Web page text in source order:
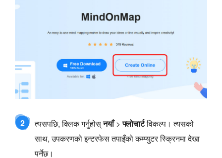
2 त्यसपछि, क्लिक गर्नुहोस्नयाँ>फ्लोचार्टविकल्प। त्यसको
साथ, उपकरणको इन्टरफेस तपाइँको कम्प्युटर स्क्रिनमा देखा
पर्नेछ।